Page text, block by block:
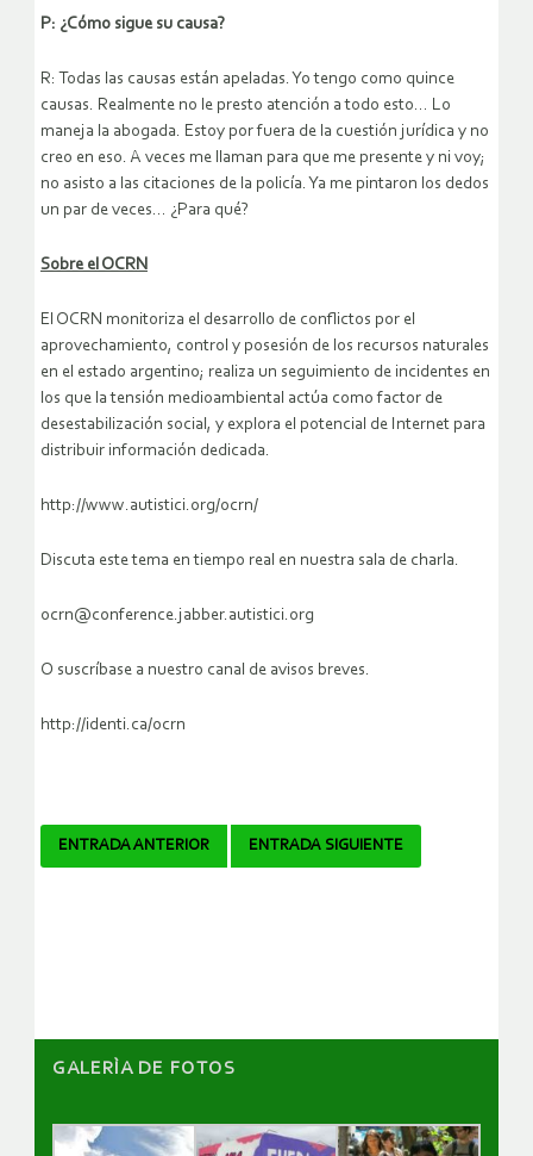
P: ¿Cómo sigue su causa?
R: Todas las causas están apeladas. Yo tengo como quince
causas. Realmente no le presto atención a todo esto… Lo
maneja la abogada. Estoy por fuera de la cuestión jurídica y no
creo en eso. A veces me llaman para que me presente y ni voy;
no asisto a las citaciones de la policía. Ya me pintaron los dedos
un par de veces… ¿Para qué?
Sobre el OCRN
El OCRN monitoriza el desarrollo de conflictos por el
aprovechamiento, control y posesión de los recursos naturales
en el estado argentino; realiza un seguimiento de incidentes en
los que la tensión medioambiental actúa como factor de
desestabilización social, y explora el potencial de Internet para
distribuir información dedicada.
http://www.autistici.org/ocrn/
Discuta este tema en tiempo real en nuestra sala de charla.
ocrn@conference.jabber.autistici.org
O suscríbase a nuestro canal de avisos breves.
http://identi.ca/ocrn
Navegador
ENTRADA ANTERIOR ENTRADA SIGUIENTE
GALERÌA DE FOTOS